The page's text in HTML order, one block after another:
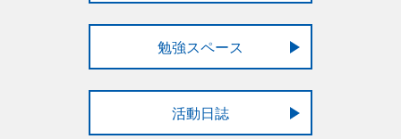
勉強スペース
活動日誌